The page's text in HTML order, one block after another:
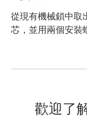
從現有機械鎖中取
芯，並用兩個安裝
歡迎了